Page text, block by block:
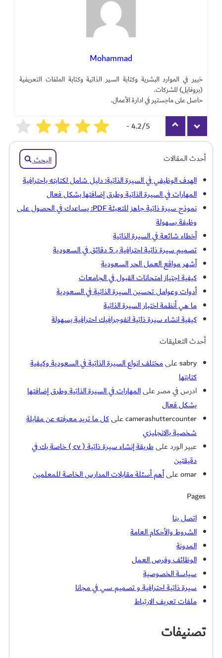
Mohammad
خبير في الموارد البشرية وكتابة السير الذاتية وكتابة الملفات التعريفية
(بروفايل) للشركات.
حاصل على ماجستير في ادارة الأعمال.
4.2/5 -
البحث
أحدث المقالات
الهدف الوظيفي في السيرة الذاتية: دليل شامل لكتابته باحترافية
المهارات في السيرة الذاتية وطرق إضافتها بشكل فعال
نموذج سيرة ذاتية جاهز للتعبئة PDF: يساعدك في الحصول على
وظيفة بسهولة
أخطاء شائعة في السيرة الذاتية
تصميم سيرة ذاتية احترافية بـ 5 دقائق في السعودية
أشهر مواقع العمل الحر السعودية
كيفية اجتياز امتحانات القبول في الجامعات
أدوات وعوامل تحسين السيرة الذاتية في السعودية
ما هي أنظمة اختبار السيرة الذاتية
كيفية انشاء سيرة ذاتية انفوجرافيك احترافية بسهولة
أحدث التعليقات
sabryعلىمختلف انواع السيرة الذاتية في السعودية وكيفية
كتابتها
ادرس في مصرعلىالمهارات في السيرة الذاتية وطرق إضافتها
بشكل فعال
camerashuttercounterعلىكل ما تريد معرفته عن مقابلة
شخصية بالانجليزي
عبير الوردعلى
طريقة إنشاء سيرة ذاتية ( cv ) خاصة بك في
دقيقتين
omarعلىأهم أسئلة مقابلات المدارس الخاصة للمعلمين
Pages
اتصل بنا
الشروط والأحكام العامة
المدونة
الوظائف وفرص العمل
سياسة الخصوصية
سيرة ذاتية احترافية و تصميم سي في مجانا
ملفات تعريف الارتباط
تصنيفات